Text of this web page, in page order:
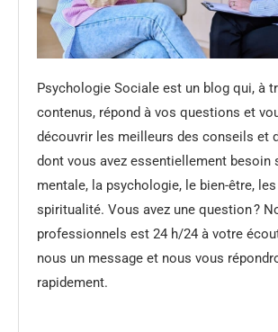
Psychologie Sociale est un blog qui, à
contenus, répond à vos questions et
découvrir les meilleurs des conseils et
dont vous avez essentiellement besoin
mentale, la psychologie, le bien-être,
spiritualité. Vous avez une question ?
professionnels est 24 h/24 à votre
nous un message et nous vous
rapidement.